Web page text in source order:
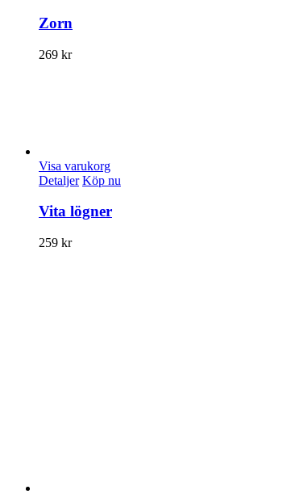
Zorn
269 kr
Visa varukorg
Detaljer Köp nu
Vita lögner
259 kr